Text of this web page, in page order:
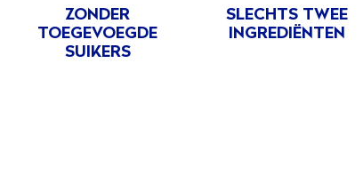
ZONDER
TOEGEVOEGDE
SUIKERS
SLECHTS TWEE
INGREDIËNTEN